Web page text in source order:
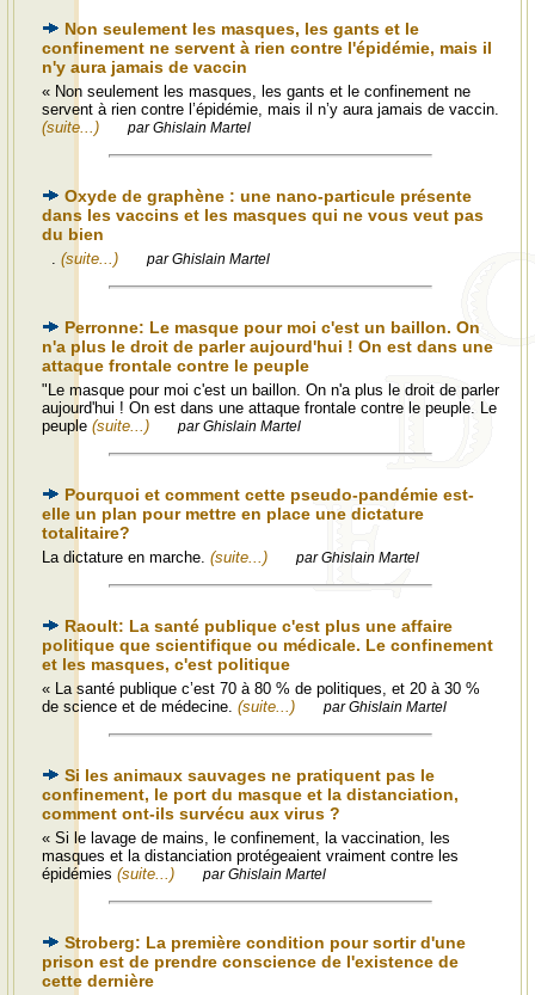
Non seulement les masques, les gants et le
confinement ne servent à rien contre l'épidémie, mais il
n'y aura jamais de vaccin
« Non seulement les masques, les gants et le confinement ne
servent à rien contre l’épidémie, mais il n’y aura jamais de vaccin.
(suite...)
par Ghislain Martel
Oxyde de graphène : une nano-particule présente
dans les vaccins et les masques qui ne vous veut pas
du bien
. (suite...) par Ghislain Martel
Perronne: Le masque pour moi c'est un baillon. On
n'a plus le droit de parler aujourd'hui ! On est dans une
attaque frontale contre le peuple
"Le masque pour moi c'est un baillon. On n'a plus le droit de parler
aujourd'hui ! On est dans une attaque frontale contre le peuple. Le
peuple (suite...) par Ghislain Martel
Pourquoi et comment cette pseudo-pandémie est-
elle un plan pour mettre en place une dictature
totalitaire?
La dictature en marche. (suite...) par Ghislain Martel
Raoult: La santé publique c'est plus une affaire
politique que scientifique ou médicale. Le confinement
et les masques, c'est politique
« La santé publique c’est 70 à 80 % de politiques, et 20 à 30 %
de science et de médecine. (suite...) par Ghislain Martel
Si les animaux sauvages ne pratiquent pas le
confinement, le port du masque et la distanciation,
comment ont-ils survécu aux virus ?
« Si le lavage de mains, le confinement, la vaccination, les
masques et la distanciation protégeaient vraiment contre les
épidémies (suite...) par Ghislain Martel
Stroberg: La première condition pour sortir d'une
prison est de prendre conscience de l'existence de
cette dernière